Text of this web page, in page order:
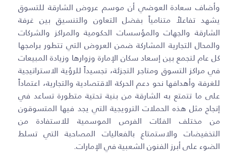
وأضاف سعادة العوضي أن موسم عروض الشارقة للتسوق
يشهد تفاعلاً متنامياً بفضل التعاون والتنسيق بين غرفة
الشارقة والجهات والمؤسسات الحكومية والمراكز والشركات
والمحال التجارية المشاركة ضمن العروض التي تتطور برامجها
كل عام لتجمع بين إسعاد سكان الإمارة وزوارها وزيادة المبيعات
في مراكز التسوق ومتاجر التجزئة، تجسيداً للرؤية الاستراتيجية
للغرفة وأهدافها نحو دعم الحركة الاقتصادية والتجارية، اعتماداً
على ما تتمتع به الشارقة من بنية تحتية متطورة تساعد في
إنجاح مثل هذه الحملات الترويجية التي يجد فيها المتسوقون
من مختلف الفئات الفرص الموسمية للاستفادة من
التخفيضات والاستمتاع بالفعاليات المصاحبة التي تسلط
الضوء على أبرز الفنون الشعبية في الإمارات.